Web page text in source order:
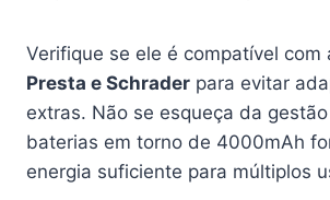
Verifique se ele é compatível com
Presta e Schrader para evitar
extras. Não se esqueça da
baterias em torno de 4000mAh
energia suficiente para múltiplos